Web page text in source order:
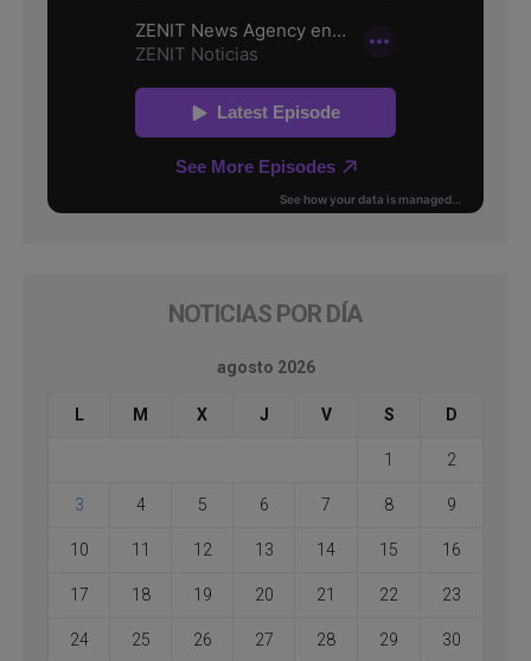
NOTICIAS POR DÍA
agosto 2026
L M X J V S D
1 2
3 4 5 6 7 8 9
10 11 12 13 14 15 16
17 18 19 20 21 22 23
24 25 26 27 28 29 30